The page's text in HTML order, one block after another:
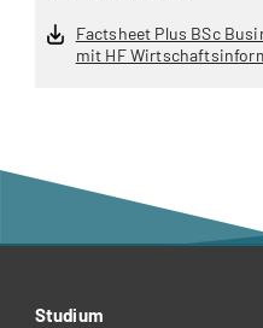
Factsheet Plus BSc
mit HF
Studium